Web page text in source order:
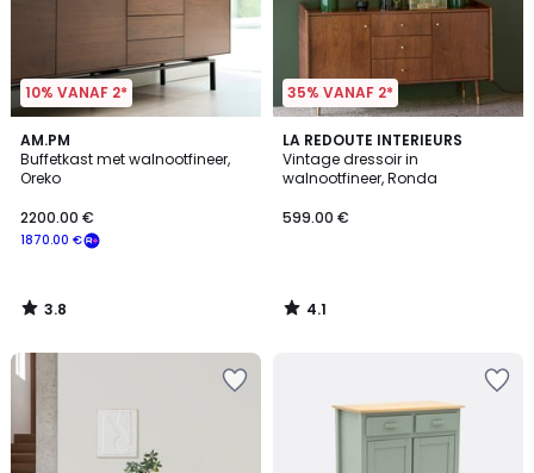
10% VANAF 2*
AM.PM
Buffetkast met walnootfineer,
Oreko
1870.00 €
2200.00 €
3.8
/ 5
3.8
/
35% VANAF 2*
LA REDOUTE INTERIEURS
Vintage dressoir in
walnootfineer, Ronda
599.00 €
4.1
/ 5
4.1
/